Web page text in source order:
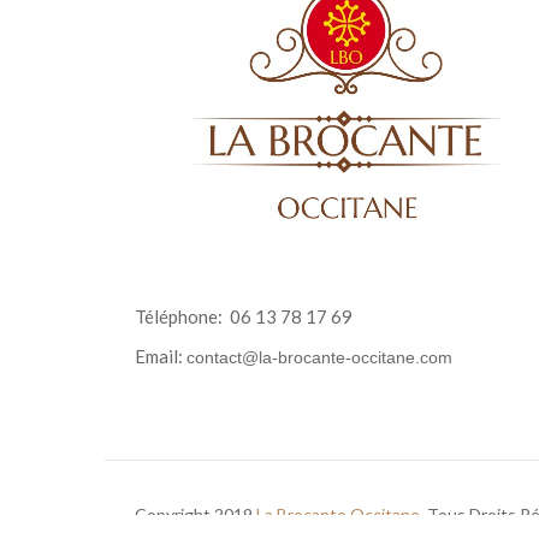
Téléphone: 06 13 78 17 69
Email: contact@la-brocante-occitane.com
Copyright 2019 La Brocante Occitane . Tous Droits